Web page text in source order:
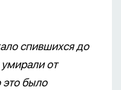
спившихся до
от
это было